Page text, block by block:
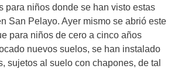
para niños donde se han visto estas
San Pelayo. Ayer mismo se abrió este
para niños de cero a cinco años
nuevos suelos, se han instalado
sujetos al suelo con chapones, de tal